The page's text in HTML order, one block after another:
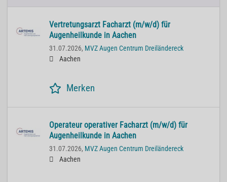
Vertretungsarzt Facharzt (m/w/d) für
Augenheilkunde in Aachen
31.07.2026, MVZ Augen Centrum Dreiländereck
Aachen
Merken
Operateur operativer Facharzt (m/w/d) für
Augenheilkunde in Aachen
31.07.2026, MVZ Augen Centrum Dreiländereck
Aachen